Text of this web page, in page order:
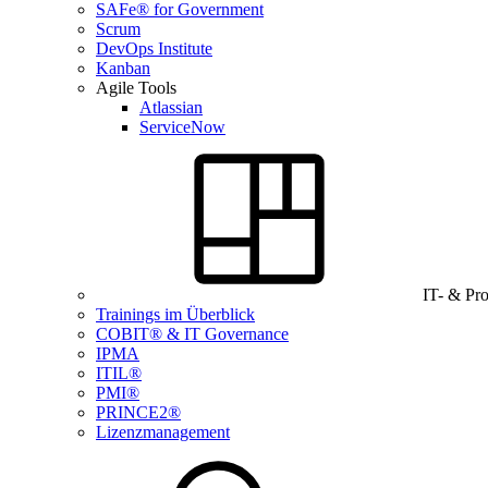
SAFe® for Government
Scrum
DevOps Institute
Kanban
Agile Tools
Atlassian
ServiceNow
IT- &
Trainings im Überblick
COBIT® & IT Governance
IPMA
ITIL®
PMI®
PRINCE2®
Lizenzmanagement